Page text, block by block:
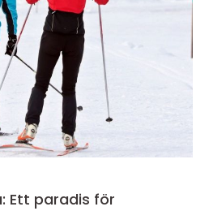
Ett paradis för